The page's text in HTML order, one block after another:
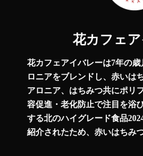
花カフェ
花カフェアイバレーは7年の
ロニアをブレンドし、赤いは
アロニア、はちみつ共にポリ
容促進・老化防止で注目を浴
する北のハイグレード食品
紹介されたため、赤いはちみ